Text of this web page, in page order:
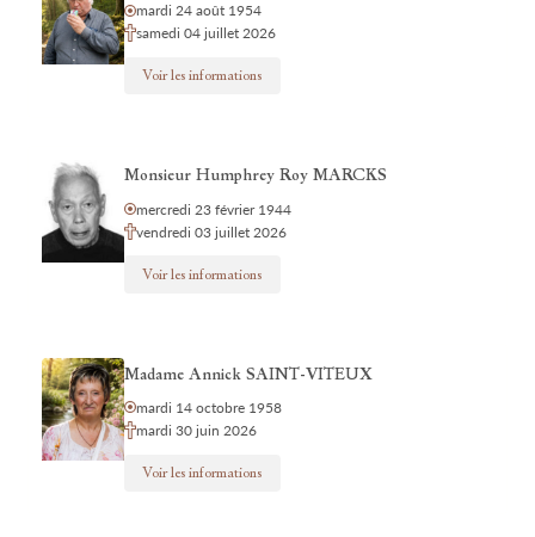
mardi 24 août 1954
samedi 04 juillet 2026
Voir les informations
Monsieur Humphrey Roy MARCKS
mercredi 23 février 1944
vendredi 03 juillet 2026
Voir les informations
Madame Annick SAINT-VITEUX
mardi 14 octobre 1958
mardi 30 juin 2026
Voir les informations